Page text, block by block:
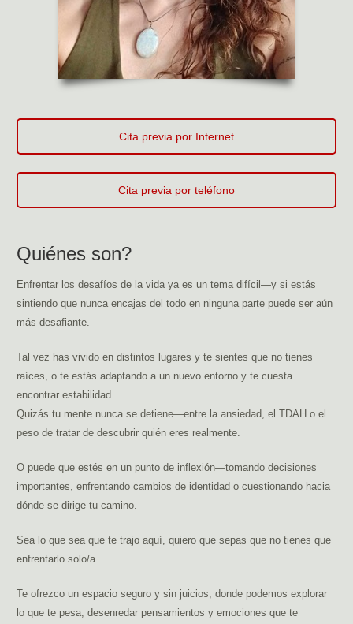
Quiénes son?
Enfrentar los desafíos de la vida ya es un tema difícil—y si estás
sintiendo que nunca encajas del todo en ninguna parte puede ser aún
más desafiante.
Tal vez has vivido en distintos lugares y te sientes que no tienes
raíces, o te estás adaptando a un nuevo entorno y te cuesta
encontrar estabilidad.
Quizás tu mente nunca se detiene—entre la ansiedad, el TDAH o el
peso de tratar de descubrir quién eres realmente.
O puede que estés en un punto de inflexión—tomando decisiones
importantes, enfrentando cambios de identidad o cuestionando hacia
dónde se dirige tu camino.
Sea lo que sea que te trajo aquí, quiero que sepas que no tienes que
enfrentarlo solo/a.
Te ofrezco un espacio seguro y sin juicios, donde podemos explorar
lo que te pesa, desenredar pensamientos y emociones que te
Cita previa por Internet
Cita previa por teléfono